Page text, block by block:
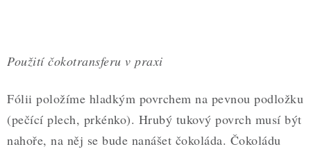
DÁRKOVÉ POUKAZY
TÉMATICKÉ PRODUKTY
PROFI BALENÍ
Použití čokotransferu v praxi
Fólii položíme hladkým povrchem na pevnou podložku
(pečící plech, prkénko). Hrubý tukový povrch musí být
nahoře, na něj se bude nanášet čokoláda. Čokoládu